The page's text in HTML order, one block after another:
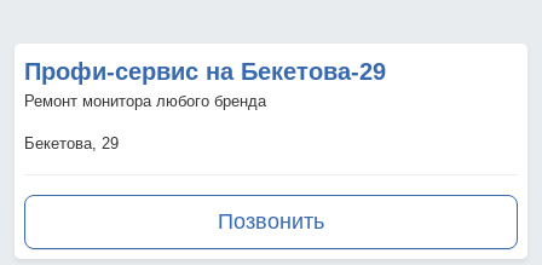
Профи-сервис на Бекетова-29
Ремонт монитора любого бренда
Бекетова, 29
Позвонить